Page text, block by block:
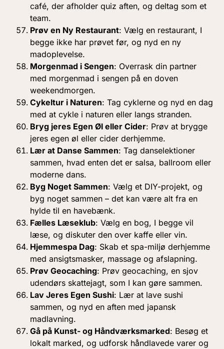
café, der afholder quiz aften, og deltag som et
team.
Prøv en Ny Restaurant: Vælg en restaurant, I
begge ikke har prøvet før, og nyd en ny
madoplevelse.
Morgenmad i Sengen: Overrask din partner
med morgenmad i sengen på en doven
weekendmorgen.
Cykeltur i Naturen: Tag cyklerne og nyd en dag
med at cykle i naturen eller langs stranden.
Bryg jeres Egen Øl eller Cider: Prøv at brygge
jeres egen øl eller cider derhjemme.
Lær at Danse Sammen: Tag danselektioner
sammen, hvad enten det er salsa, ballroom eller
moderne dans.
Byg Noget Sammen: Vælg et DIY-projekt, og
byg noget sammen – det kan være alt fra en
hylde til en havebænk.
Fælles Læseklub: Vælg en bog, I begge vil
læse, og diskuter den over kaffe eller vin.
Hjemmespa Dag: Skab et spa-miljø derhjemme
med ansigtsmasker, massage og afslapning.
Prøv Geocaching: Prøv geocaching, en sjov
udendørs skattejagt, som I kan gøre sammen.
Lav Jeres Egen Sushi: Lær at lave sushi
sammen, og nyd en aften med japansk
madlavning.
Gå på Kunst- og Håndværksmarked: Besøg et
lokalt marked, og udforsk håndlavede varer og